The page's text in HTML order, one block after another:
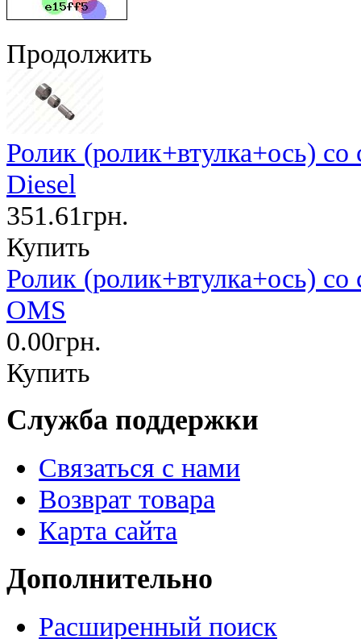
Продолжить
Ролик (ролик+втулка+ось)
Diesel
351.61грн.
Купить
Ролик (ролик+втулка+ось)
OMS
0.00грн.
Купить
Служба поддержки
Связаться с нами
Возврат товара
Карта сайта
Дополнительно
Расширенный поиск